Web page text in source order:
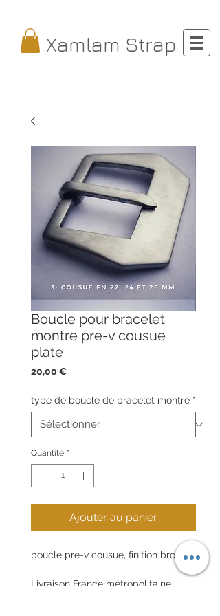
Xamlam Strap
Boucle pour bracelet
montre pre-v cousue
plate
20,00 €Prix
type de boucle de bracelet montre *
Quantité *
Ajouter au panier
boucle pre-v cousue, finition brossée
Livraison France métropolitaine